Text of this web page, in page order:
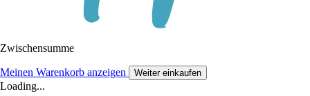
Zwischensumme
Meinen Warenkorb anzeigen Weiter einkaufen
Loading...